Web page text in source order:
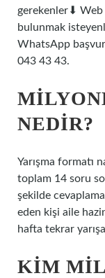
gerekenler⬇ Web
bulunmak
WhatsApp
043 43 43.
NEDIR?
Yarışma formatı
toplam 14 soru
şekilde
eden kişi aile
hafta tekrar
KIM